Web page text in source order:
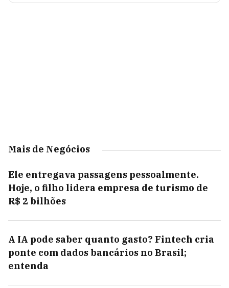
Mais de Negócios
Ele entregava passagens pessoalmente.
Hoje, o filho lidera empresa de turismo de
R$ 2 bilhões
A IA pode saber quanto gasto? Fintech cria
ponte com dados bancários no Brasil;
entenda